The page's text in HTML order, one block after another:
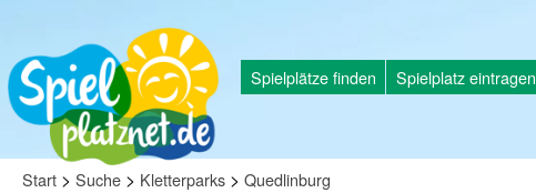
Spielplätze finden Spielplatz eintragen
Start > Suche > Kletterparks > Quedlinburg